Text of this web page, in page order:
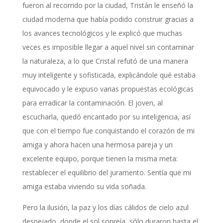
fueron al recorrido por la ciudad, Tristán le enseñó la
ciudad moderna que había podido construir gracias a
los avances tecnológicos y le explicó que muchas
veces es imposible llegar a aquel nivel sin contaminar
la naturaleza, a lo que Cristal refutó de una manera
muy inteligente y sofisticada, explicándole qué estaba
equivocado y le expuso varias propuestas ecológicas
para erradicar la contaminación. El joven, al
escucharla, quedó encantado por su inteligencia, así
que con el tiempo fue conquistando el corazón de mi
amiga y ahora hacen una hermosa pareja y un
excelente equipo, porque tienen la misma meta:
restablecer el equilibrio del juramento. Sentía que mi
amiga estaba viviendo su vida soñada.
Pero la ilusión, la paz y los días cálidos de cielo azul